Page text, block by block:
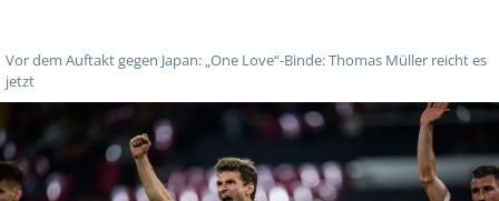
Vor dem Auftakt gegen Japan: „One Love“-Binde: Thomas Müller reicht es
jetzt